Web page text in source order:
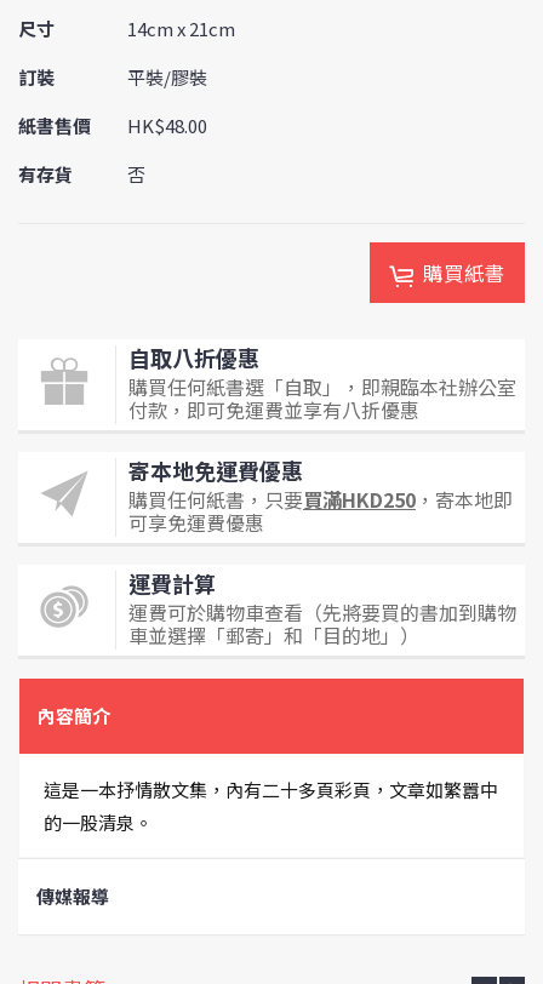
尺寸
14cm x 21cm
訂裝
平裝/膠裝
紙書售價
HK$48.00
有存貨
否
購買紙書
自取八折優惠
購買任何紙書選「自取」，即親臨本社辦公室
付款，即可免運費並享有八折優惠
寄本地免運費優惠
購買任何紙書，只要買滿HKD250 ，寄本地即
可享免運費優惠
運費計算
運費可於購物車查看（先將要買的書加到購物
車並選擇「郵寄」和「目的地」）
內容簡介
這是一本抒情散文集，內有二十多頁彩頁，文章如繁囂中
的一股清泉。
傳媒報導